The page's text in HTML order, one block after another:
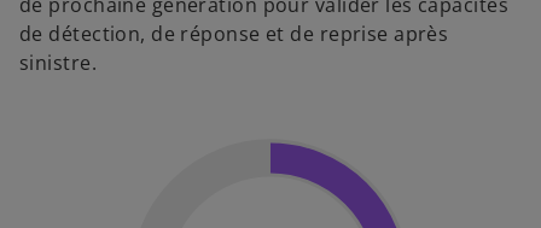
de détection, de réponse et de reprise après
sinistre.